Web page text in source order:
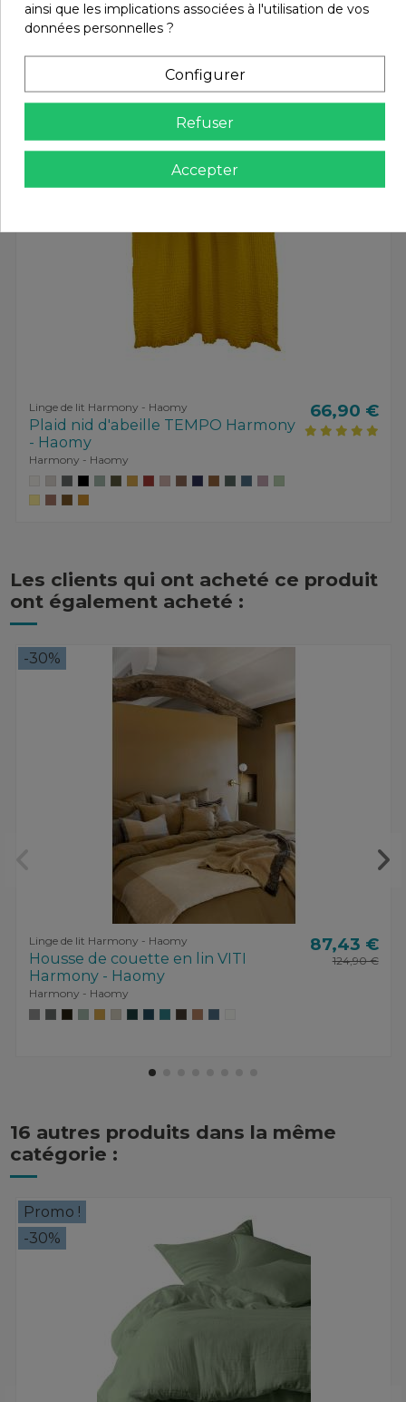
Vous aimerez aussi
Linge de lit Harmony - Haomy
Plaid nid d'abeille TEMPO Harmony
- Haomy
Harmony - Haomy
66,90 €
Les clients qui ont acheté ce produit
ont également acheté :
-30%
Linge de lit Harmony - Haomy
Housse de couette en lin VITI
Harmony - Haomy
Harmony - Haomy
87,43 €
124,90 €
16 autres produits dans la même
catégorie :
Promo !
-30%
ainsi que les implications associées à l'utilisation de vos
données personnelles ?
Configurer
Refuser
Accepter